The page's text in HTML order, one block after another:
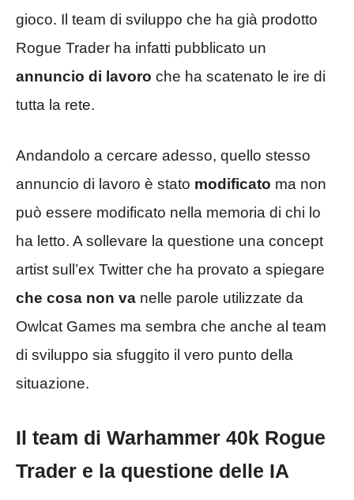
gioco. Il team di sviluppo che ha già prodotto
Rogue Trader ha infatti pubblicato un
annuncio di lavoro che ha scatenato le ire di
tutta la rete.
Andandolo a cercare adesso, quello stesso
annuncio di lavoro è stato modificato ma non
può essere modificato nella memoria di chi lo
ha letto. A sollevare la questione una concept
artist sull’ex Twitter che ha provato a spiegare
che cosa non va nelle parole utilizzate da
Owlcat Games ma sembra che anche al team
di sviluppo sia sfuggito il vero punto della
situazione.
Il team di Warhammer 40k Rogue
Trader e la questione delle IA